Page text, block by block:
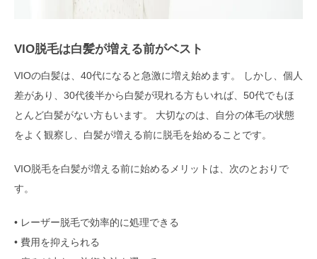
VIO脱毛は白髪が増える前がベスト
VIOの白髪は、40代になると急激に増え始めます。 しかし、個人
差があり、30代後半から白髪が現れる方もいれば、50代でもほ
とんど白髪がない方もいます。 大切なのは、自分の体毛の状態
をよく観察し、白髪が増える前に脱毛を始めることです。
VIO脱毛を白髪が増える前に始めるメリットは、次のとおりで
す。
• レーザー脱毛で効率的に処理できる
• 費用を抑えられる